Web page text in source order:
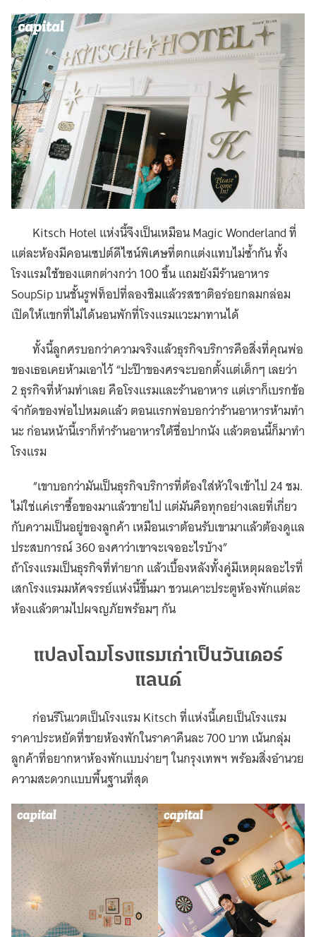
Kitsch Hotel แห่งนี้จึงเป็นเหมือน Magic Wonderland ที่
แต่ละห้องมีคอนเซปต์ดีไซน์พิเศษที่ตกแต่งแทบไม่ซ้ำกัน ทั้ง
โรงแรมใช้ของแตกต่างกว่า 100 ชิ้น แถมยังมีร้านอาหาร
SoupSip บนชั้นรูฟท็อปที่ลองชิมแล้วรสชาติอร่อยกลมกล่อม
เปิดให้แขกที่ไม่ได้นอนพักที่โรงแรมแวะมาทานได้
ทั้งนี้ลูกศรบอกว่าความจริงแล้วธุรกิจบริการคือสิ่งที่คุณพ่อ
ของเธอเคยห้ามเอาไว้ “ปะป๊าของศรจะบอกตั้งแต่เด็กๆ เลยว่า
2 ธุรกิจที่ห้ามทำเลย คือโรงแรมและร้านอาหาร แต่เราก็เบรกข้อ
จำกัดของพ่อไปหมดแล้ว ตอนแรกพ่อบอกว่าร้านอาหารห้ามทำ
นะ ก่อนหน้านี้เราก็ทำร้านอาหารใต้ชื่อปากนัง แล้วตอนนี้ก็มาทำ
โรงแรม
“เขาบอกว่ามันเป็นธุรกิจบริการที่ต้องใส่หัวใจเข้าไป 24 ชม.
ไม่ใช่แค่เราซื้อของมาแล้วขายไป แต่มันคือทุกอย่างเลยที่เกี่ยว
กับความเป็นอยู่ของลูกค้า เหมือนเราต้อนรับเขามาแล้วต้องดูแล
ประสบการณ์ 360 องศาว่าเขาจะเจออะไรบ้าง”
ถ้าโรงแรมเป็นธุรกิจที่ทำยาก แล้วเบื้องหลังทั้งคู่มีเหตุผลอะไรที่
เสกโรงแรมมหัศจรรย์แห่งนี้ขึ้นมา ชวนเคาะประตูห้องพักแต่ละ
ห้องแล้วตามไปผจญภัยพร้อมๆ กัน
แปลงโฉมโรงแรมเก่าเป็นวันเดอร์
แลนด์
ก่อนรีโนเวตเป็นโรงแรม Kitsch ที่แห่งนี้เคยเป็นโรงแรม
ราคาประหยัดที่ขายห้องพักในราคาคืนละ 700 บาท เน้นกลุ่ม
ลูกค้าที่อยากหาห้องพักแบบง่ายๆ ในกรุงเทพฯ พร้อมสิ่งอำนวย
ความสะดวกแบบพื้นฐานที่สุด